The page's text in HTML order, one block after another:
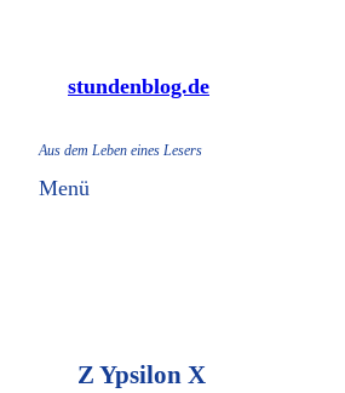
springenstundenblog.de
Aus dem Leben eines Lesers
Menü
Z Ypsilon X